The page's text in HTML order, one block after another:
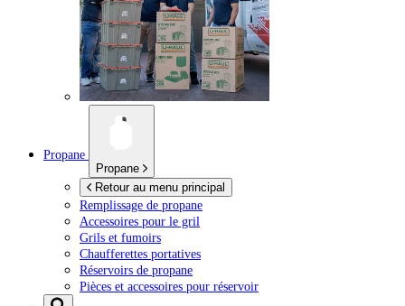
Propane
Propane
Retour au menu principal
Remplissage de propane
Accessoires pour le gril
Grils et fumoirs
Chaufferettes portatives
Réservoirs de propane
Pièces et accessoires pour réservoir